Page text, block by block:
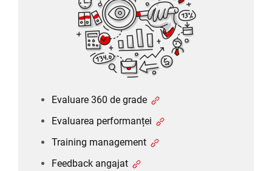
Evaluare 360 de grade
Evaluarea performanței
Training management
Feedback angajat
Training management
Feedback angajat